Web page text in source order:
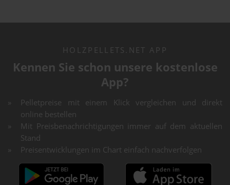
HOLZPELLETS.NET APP
Kennen Sie schon unsere kostenlose
App?
Pelletpreise mit einem Klick vergleichen und direkt
online bestellen
Mit Preisbenachrichtigungen immer auf dem aktuellen
Stand
Preisentwicklungen im Chart einfach nachverfolgen